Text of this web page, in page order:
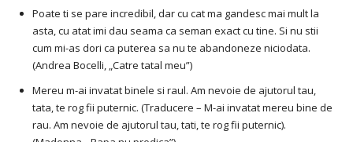
Poate ti se pare incredibil, dar cu cat ma gandesc mai mult la
asta, cu atat imi dau seama ca seman exact cu tine. Si nu stii
cum mi-as dori ca puterea sa nu te abandoneze niciodata.
(Andrea Bocelli, „Catre tatal meu”)
Mereu m-ai invatat binele si raul. Am nevoie de ajutorul tau,
tata, te rog fii puternic. (Traducere – M-ai invatat mereu bine de
rau. Am nevoie de ajutorul tau, tati, te rog fii puternic).